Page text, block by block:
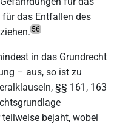
das Entfallen des
56
in das Grundrecht
– aus, so ist zu
§§ 161, 163
bejaht, wobei